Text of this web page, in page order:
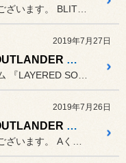
2019年7月27日
GG2W MITSUBISHI OUTLANDER PHEV ✖ LAYERED SOUND +CS-650R-1 その②
2019年7月26日
GG2W MITSUBISHI OUTLANDER PHEV ✖ LAYERED SOUND 2ch system LSCAS 001 その①